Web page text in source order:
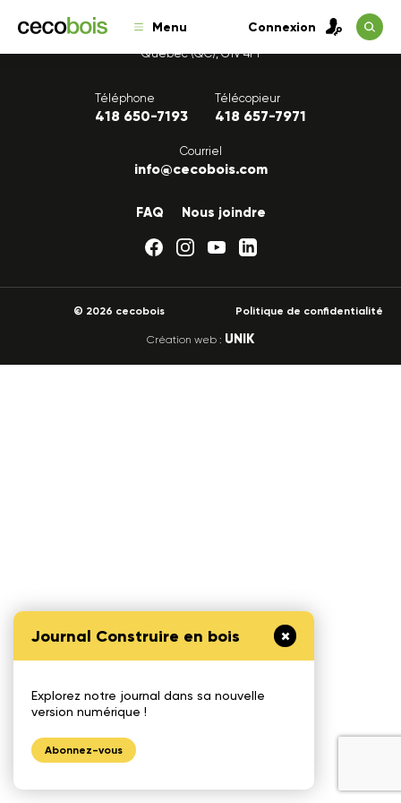
Menu Connexion
Journal Construire en bois
Explorez notre journal dans sa nouvelle
version numérique !
Abonnez-vous
1175, avenue Lavigerie, Bureau 200
Québec (QC), G1V 4P1
Téléphone
418 650-7193
Télécopieur
418 657-7971
Courriel
info@cecobois.com
FAQ Nous joindre
© 2026 cecobois Politique de confidentialité
Création web : UNIK